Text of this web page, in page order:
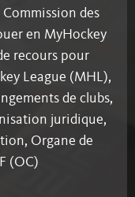
des
en MyHockey
recours pour
League (MHL),
de clubs,
juridique,
Organe de
(OC)